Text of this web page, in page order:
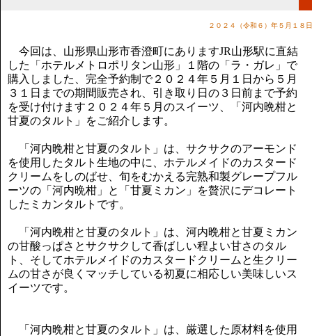
２０２４（令和６）年５月１８日
今回は、山形県山形市香澄町にありますJR山形駅に直結
した「ホテルメトロポリタン山形」１階の「ラ・ガレ」で
購入しました、完全予約制で２０２４年５月１日から５月
３１日までの期間販売され、引き取り日の３日前まで予約
を受け付けます２０２４年５月のスイーツ、「河内晩柑と
甘夏のタルト」をご紹介します。
「河内晩柑と甘夏のタルト」は、サクサクのアーモンド
を使用したタルト生地の中に、ホテルメイドのカスタード
クリームをしのばせ、旬をむかえる完熟和製グレープフル
ーツの「河内晩柑」と「甘夏ミカン」を贅沢にデコレート
したミカンタルトです。
「河内晩柑と甘夏のタルト」は、河内晩柑と甘夏ミカン
の甘酸っぱさとサクサクして香ばしい程よい甘さのタル
ト、そしてホテルメイドのカスタードクリームと生クリー
ムの甘さが良くマッチしている初夏に相応しい美味しいス
イーツです。
「河内晩柑と甘夏のタルト」は、厳選した原材料を使用